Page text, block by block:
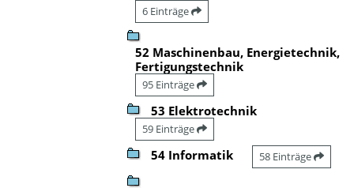
6 Einträge
52 Maschinenbau, Energietechnik,
Fertigungstechnik
95 Einträge
53 Elektrotechnik
59 Einträge
54 Informatik 58 Einträge